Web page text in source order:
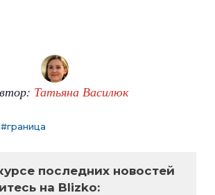
Татьяна Василюк
#граница
последних новостей
на Blizko: